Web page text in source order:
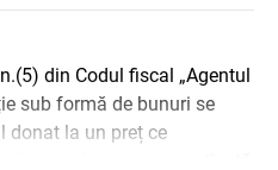
din Codul fiscal „Agentul
sub formă de bunuri se
donat la un preț ce